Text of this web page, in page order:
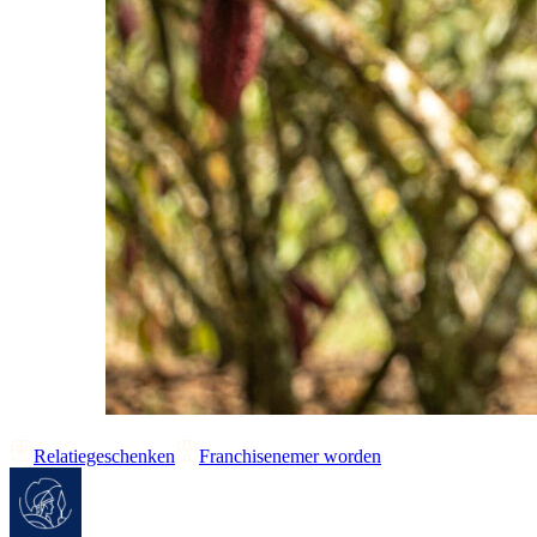
Relatiegeschenken Franchisenemer worden